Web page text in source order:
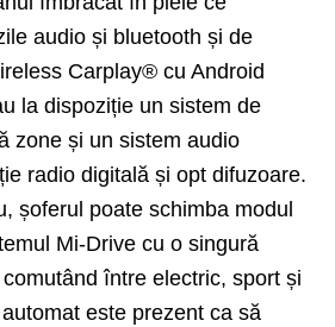
audio și bluetooth și de
Carplay® cu Android
la dispoziție un sistem de
zone și un sistem audio
radio digitală și opt difuzoare.
șoferul poate schimba modul
Mi-Drive cu o singură
între electric, sport și
este prezent ca să